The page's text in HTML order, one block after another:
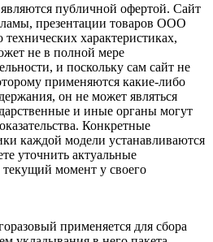
публичной офертой. Сайт
презентации товаров ООО
характеристиках,
не в полной мере
и поскольку сам сайт не
применяются какие-либо
он не может являться
и иные органы могут
Конкретные
каждой модели устанавливаются
уточнить актуальные
текущий момент у своего
применяется для сбора